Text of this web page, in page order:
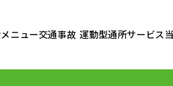
ニュー交通事故 運動型通所サービス